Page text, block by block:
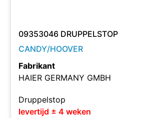
09353046 DRUPPELSTOP
CANDY/HOOVER
Fabrikant
HAIER GERMANY GMBH
Druppelstop
levertijd ± 4 weken